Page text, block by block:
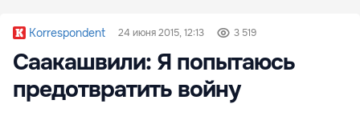
Korrespondent 24 июня 2015, 12:13 3 519
Саакашвили: Я попытаюсь
предотвратить войну